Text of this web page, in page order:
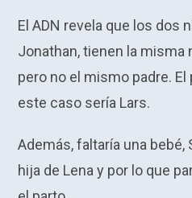
El ADN revela que los dos
Jonathan, tienen la misma
pero no el mismo padre.
este caso sería Lars.
Además, faltaría una bebé,
hija de Lena y por lo que